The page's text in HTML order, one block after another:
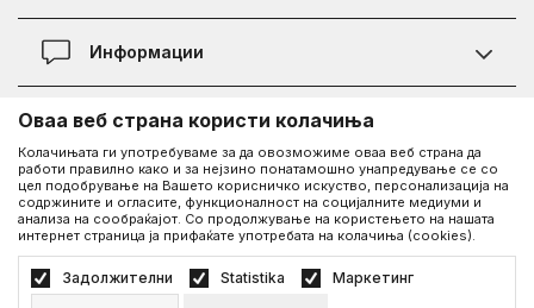
Контакт
Информации
Политика на приватност
Најчести прашања
Како да купите
Информации за Under Armour
За нас - приказната за Under Armour
Дознајте повеќе за UA
Вработување
Соработка
UA Social
Facebook
©2026www.underarmour.mk, ИзработкаNB SOFT. Сите права задржани.
Политика на приватност
Услови на користење
Оваа веб страна користи колачиња
Колачињата ги употребуваме за да овозможиме оваа веб страна да
работи правилно како и за нејзино понатамошно унапредување се со
цел подобрување на Вашето корисничко искуство, персонализација на
содржините и огласите, функционалност на социјалните медиуми и
анализа на сообраќајот. Со продолжување на користењето на нашата
интернет страница ја прифаќате употребата на колачиња (cookies).
Задолжителни Statistika Маркетинг